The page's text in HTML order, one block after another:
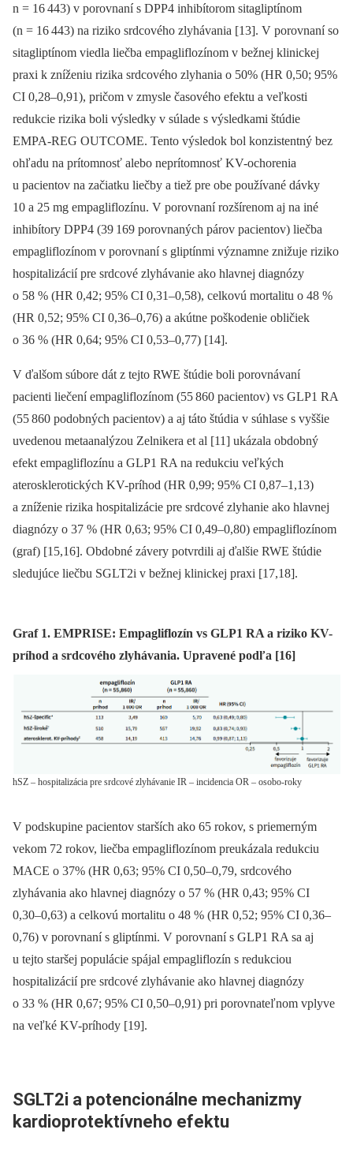
n = 16 443) v porovnaní s DPP4 inhibítorom sitagliptínom
(n = 16 443) na riziko srdcového zlyhávania [13]. V porovnaní so
sitagliptínom viedla liečba empagliflozínom v bežnej klinickej
praxi k zníženiu rizika srdcového zlyhania o 50% (HR 0,50; 95%
CI 0,28–0,91), pričom v zmysle časového efektu a veľkosti
redukcie rizika boli výsledky v súlade s výsledkami štúdie
EMPA-REG OUTCOME. Tento výsledok bol konzistentný bez
ohľadu na prítomnosť alebo neprítomnosť KV-ochorenia
u pacientov na začiatku liečby a tiež pre obe používané dávky
10 a 25 mg empagliflozínu. V porovnaní rozšírenom aj na iné
inhibítory DPP4 (39 169 porovnaných párov pacientov) liečba
empagliflozínom v porovnaní s gliptínmi významne znižuje riziko
hospitalizácií pre srdcové zlyhávanie ako hlavnej dia­gnózy
o 58 % (HR 0,42; 95% CI 0,31–0,58), celkovú mortalitu o 48 %
(HR 0,52; 95% CI 0,36–0,76) a akútne poškodenie obličiek
o 36 % (HR 0,64; 95% CI 0,53–0,77) [14].
V ďalšom súbore dát z tejto RWE štúdie boli porovnávaní
pacienti liečení empagliflozínom (55 860 pacientov) vs GLP1 RA
(55 860 podobných pacientov) a aj táto štúdia v súhlase s vyššie
uvedenou metaanalýzou Zelnikera et al [11] ukázala obdobný
efekt empagliflozínu a GLP1 RA na redukciu veľkých
aterosklerotických KV-príhod (HR 0,99; 95% CI 0,87–1,13)
a zníženie rizika hospitalizácie pre srdcové zlyhanie ako hlavnej
diagnózy o 37 % (HR 0,63; 95% CI 0,49–0,80) empagliflozínom
(graf) [15,16]. Obdobné závery potvrdili aj ďalšie RWE štúdie
sledujúce liečbu SGLT2i v bežnej klinickej praxi [17,18].
Graf 1. EMPRISE: Empagliflozín vs GLP1 RA a riziko KV-
príhod a srdcového zlyhávania. Upravené podľa [16]
hSZ – hospitalizácia pre srdcové zlyhávanie IR – incidencia OR – osobo-roky
V podskupine pacientov starších ako 65 rokov, s priemerným
vekom 72 rokov, liečba empagliflozínom preukázala redukciu
MACE o 37% (HR 0,63; 95% CI 0,50–0,79, srdcového
zlyhávania ako hlavnej diagnózy o 57 % (HR 0,43; 95% CI
0,30–0,63) a celkovú mortalitu o 48 % (HR 0,52; 95% CI 0,36–
0,76) v porovnaní s gliptínmi. V porovnaní s GLP1 RA sa aj
u tejto staršej populácie spájal empagliflozín s redukciou
hospitalizácií pre srdcové zlyhávanie ako hlavnej dia­gnózy
o 33 % (HR 0,67; 95% CI 0,50–0,91) pri porovnateľnom vplyve
na veľké KV-príhody [19].
SGLT2i a potencionálne mechanizmy
kardioprotektívneho efektu